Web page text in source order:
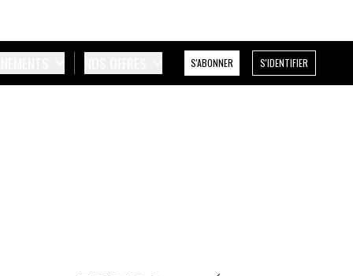
S'ABONNER S'IDENTIFIER